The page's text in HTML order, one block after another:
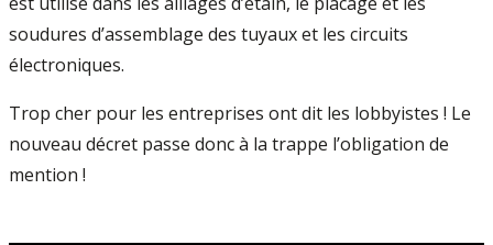
soudures d’assemblage des tuyaux et les circuits
électroniques.
Trop cher pour les entreprises ont dit les lobbyistes ! Le
nouveau décret passe donc à la trappe l’obligation de
mention !